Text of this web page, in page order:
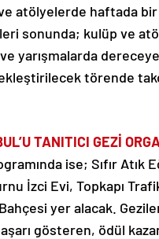
atölyelerde haftada
sonunda; kulüp ve
yarışmalarda
törende
TANITICI GEZİ
ise; Sıfır
İzci Evi, Topkapı
yer alacak.
gösteren, ödül